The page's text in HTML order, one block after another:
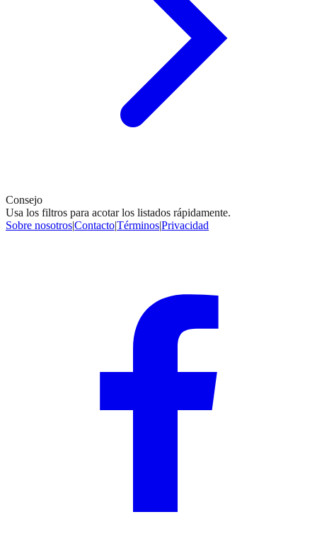
Consejo
Usa los filtros para acotar los listados rápidamente.
Sobre nosotros|Contacto|Términos|Privacidad